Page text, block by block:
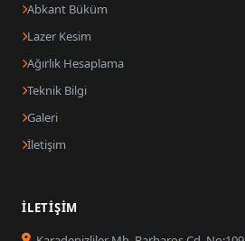
Abkant Büküm
Lazer Kesim
Ağırlık Hesaplama
Teknik Bilgi
Galeri
İletişim
İLETIŞIM